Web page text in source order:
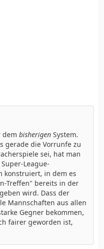
dem bisherigen System.
gerade die Vorrunfe zu
sei, hat man
League-
konstruiert, in dem es
Treffen" bereits in der
wird. Dass der
Mannschaften aus allen
Gegner bekommen,
fairer geworden ist,